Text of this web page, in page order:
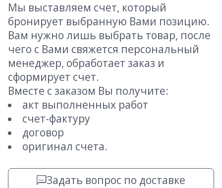
Мы выставляем счет, который
бронирует выбранную Вами позицию.
Вам нужно лишь выбрать товар, после
чего с Вами свяжется персональный
менеджер, обработает заказ и
сформирует счет.
Вместе с заказом Вы получите:
акт выполненных работ
счет-фактуру
договор
оригинал счета.
Задать вопрос по доставке